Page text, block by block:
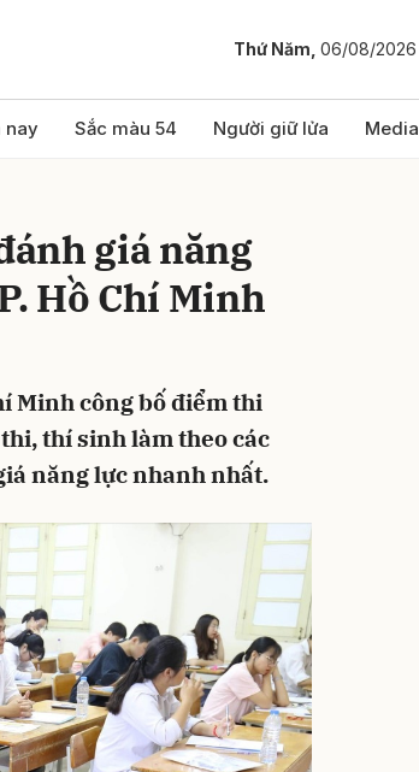
Thứ Năm, 06/08/2026
nay Sắc màu 54 Người giữ lửa Media
giá năng
Hồ Chí Minh
Minh công bố điểm thi
thí sinh làm theo các
năng lực nhanh nhất.